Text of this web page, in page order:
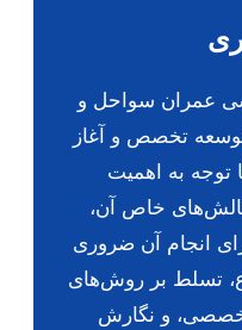
عمران سواحل و
تخصص و آغاز
توجه به اهمیت
خاص آن،
انجام آن ضروری
تسلط بر روش‌های
و نگارش